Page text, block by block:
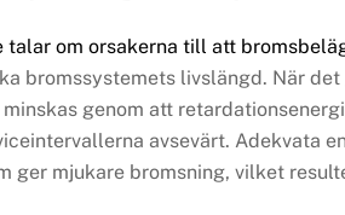
talar om orsakerna till att
bromssystemets livslängd. När
genom att
avsevärt. Adekvata
ger mjukare bromsning, vilket